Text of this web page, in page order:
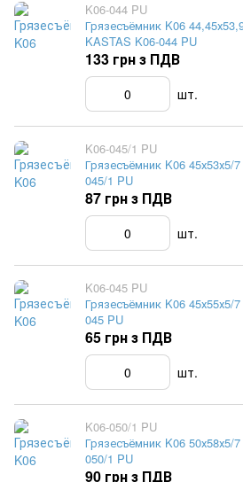
K06-044 PU
Грязесъёмник K06
KASTAS K06-044 PU
133 грн з ПДВ
шт.
K06-045/1 PU
Грязесъёмник K06 45х53х5/
045/1 PU
87 грн з ПДВ
шт.
K06-045 PU
Грязесъёмник K06 45х55х5/
045 PU
65 грн з ПДВ
шт.
K06-050/1 PU
Грязесъёмник K06 50х58х5/
050/1 PU
90 грн з ПДВ